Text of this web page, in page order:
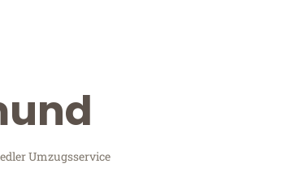
Umzugsservice